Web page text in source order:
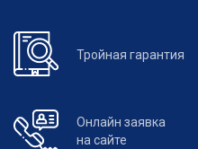
Тройная гарантия
Онлайн заявка
на сайте